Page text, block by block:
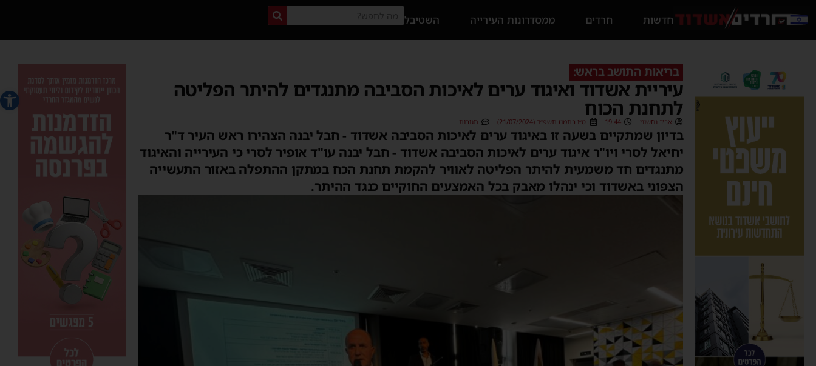
פתח
חדשות חרדים ממסדרונות העירייה השטיבל
בריאות התושב בראש:
עיריית אשדוד ואיגוד ערים לאיכות הסביבה מתנגדים להיתר הפליטה
לתחנת הכוח
אביב נחשוני 19:44 ט״ו בתמוז תשפ״ד (21/07/2024) תגובות
בדיון שמתקיים בשעה זו באיגוד ערים לאיכות הסביבה אשדוד - חבל יבנה הצהירו ראש העיר ד"ר
יחיאל לסרי ויו"ר איגוד ערים לאיכות הסביבה אשדוד - חבל יבנה עו"ד אופיר לסרי כי העירייה והאיגוד
מתנגדים חד משמעית להיתר הפליטה לאוויר להקמת תחנת הכח במתקן ההתפלה באזור התעשייה
הצפוני באשדוד וכי ינהלו מאבק בכל האמצעים החוקיים כנגד ההיתר.